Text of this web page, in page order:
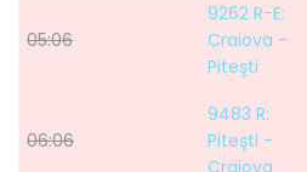
05:06
9262 R-E:
Craiova -
Piteşti
06:06
9483 R:
Piteşti -
Craiova